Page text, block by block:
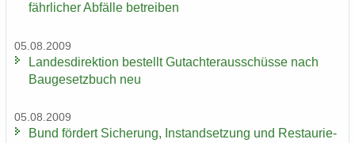
fähr­li­cher Ab­fäl­le be­trei­ben
05.08.2009
Lan­des­di­rek­ti­on be­stellt Gut­ach­ter­aus­schüs­se nach
Bau­ge­setz­buch neu
05.08.2009
Bund för­dert Si­che­rung, In­stand­set­zung und Re­stau­rie­